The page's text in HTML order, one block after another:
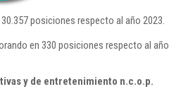
posiciones respecto al año 2023.
en 330 posiciones respecto al año
y de entretenimiento n.c.o.p.